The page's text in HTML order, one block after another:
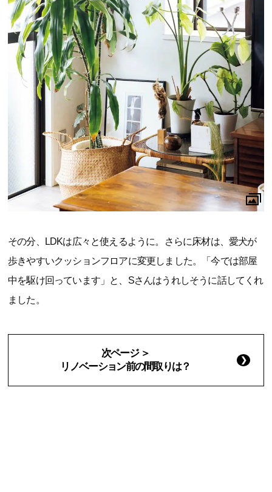
その分、LDKは広々と使えるように。さらに床材は、愛犬が
歩きやすいクッションフロアに変更しました。「今では部屋
中を駆け回っています」と、Sさんはうれしそうに話してくれ
ました。
次ページ ＞
リノベーション前の間取りは？